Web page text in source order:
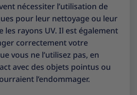
nécessiter l’utilisation de
pour leur nettoyage ou leur
rayons UV. Il est également
correctement votre
vous ne l’utilisez pas, en
avec des objets pointus ou
l’endommager.